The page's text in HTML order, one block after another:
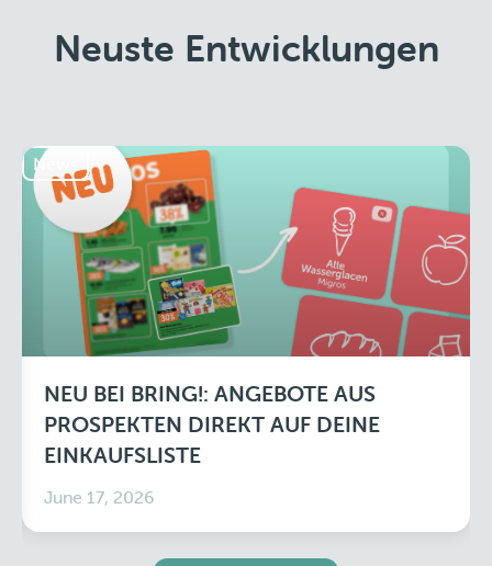
Neuste Entwicklungen
News
NEU BEI BRING!: ANGEBOTE AUS
PROSPEKTEN DIREKT AUF DEINE
EINKAUFSLISTE
June 17, 2026